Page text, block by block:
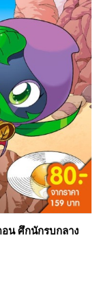
น ศึกนักรบกลาง